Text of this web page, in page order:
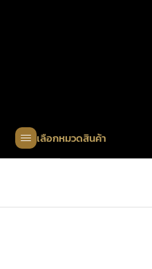
เลือกหมวดสินค้า